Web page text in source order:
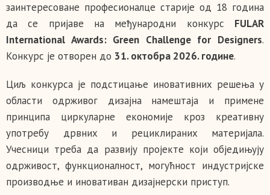
заинтересоване професионалце старије од 18 година
да се пријаве на међународни конкурс FULAR
International Awards: Green Challenge for Designers.
Конкурс је отворен до 31. октобра 2026. године.
Циљ конкурса је подстицање иновативних решења у
области одрживог дизајна намештаја и примене
принципа циркуларне економије кроз креативну
употребу дрвних и рециклираних материјала.
Учесници треба да развију пројекте који обједињују
одрживост, функционалност, могућност индустријске
производње и иновативан дизајнерски приступ.